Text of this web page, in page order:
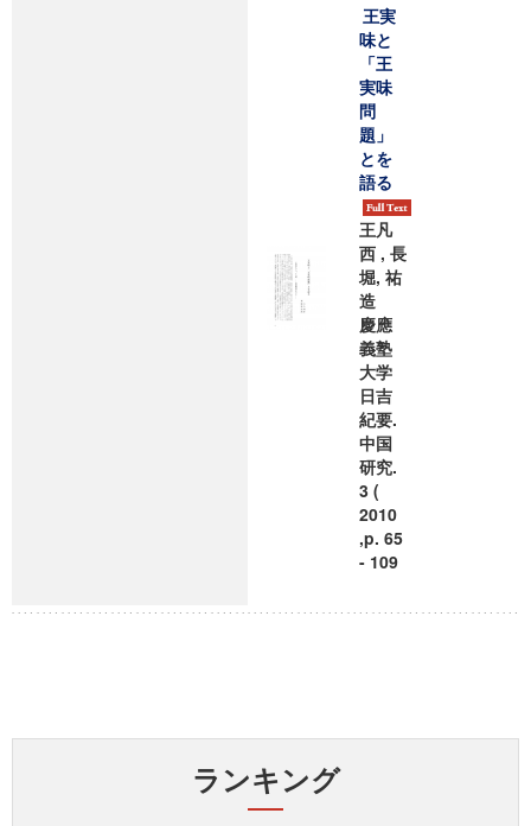
王実
味と
「王
実味
問
題」
とを
語る
王凡
西 , 長
堀, 祐
造
慶應
義塾
大学
日吉
紀要.
中国
研究.
3 (
2010
,p. 65
- 109
ランキング